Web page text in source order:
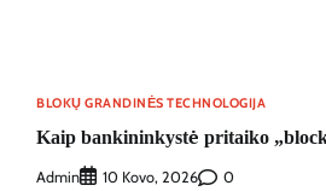
BLOKŲ GRANDINĖS TECHNOLOGIJA
Kaip bankininkystė pritaiko
Admin 10 Kovo, 2026 0